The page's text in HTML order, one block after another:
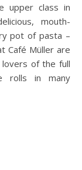
upper class in
mouth-
pot of pasta –
Café Müller are
of the full
rolls in many